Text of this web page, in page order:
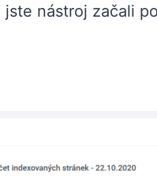
nástroj začali